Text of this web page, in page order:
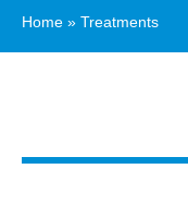
Home » Treatments